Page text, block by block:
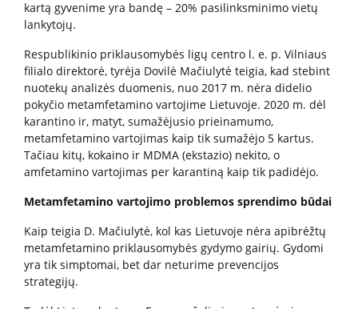
Projektai
Naujienos
Apie paslaugas
Tyrimai
Renginiai
Įvykiai
kartą gyvenime yra bandę – 20% pasilinksminimo vietų
lankytojų.
Respublikinio priklausomybės ligų centro l. e. p. Vilniaus
filialo direktorė, tyrėja Dovilė Mačiulytė teigia, kad stebint
nuotekų analizės duomenis, nuo 2017 m. nėra didelio
pokyčio metamfetamino vartojime Lietuvoje. 2020 m. dėl
karantino ir, matyt, sumažėjusio prieinamumo,
metamfetamino vartojimas kaip tik sumažėjo 5 kartus.
Tačiau kitų, kokaino ir MDMA (ekstazio) nekito, o
amfetamino vartojimas per karantiną kaip tik padidėjo.
Metamfetamino vartojimo problemos sprendimo būdai
Kaip teigia D. Mačiulytė, kol kas Lietuvoje nėra apibrėžtų
metamfetamino priklausomybės gydymo gairių. Gydomi
yra tik simptomai, bet dar neturime prevencijos
strategijų.